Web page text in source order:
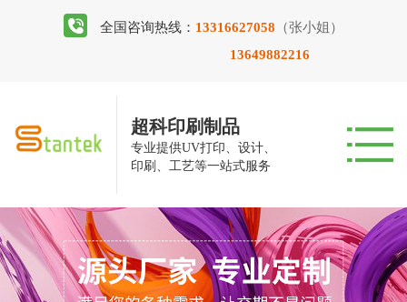
全国咨询热线： 13316627058 （张小姐）
13649882216
超科印刷制品
专业提供UV打印、设计、
印刷、工艺等一站式服务